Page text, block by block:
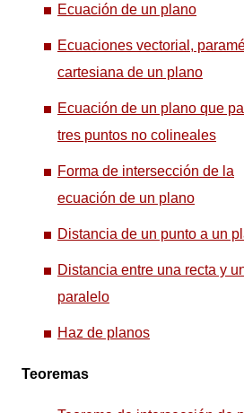
Ecuación de un plano
Ecuaciones vectorial,
cartesiana de un plano
Ecuación de un plano que
tres puntos no colineales
Forma de intersección de la
ecuación de un plano
Distancia de un punto a un
Distancia entre una recta y
paralelo
Haz de planos
Teoremas